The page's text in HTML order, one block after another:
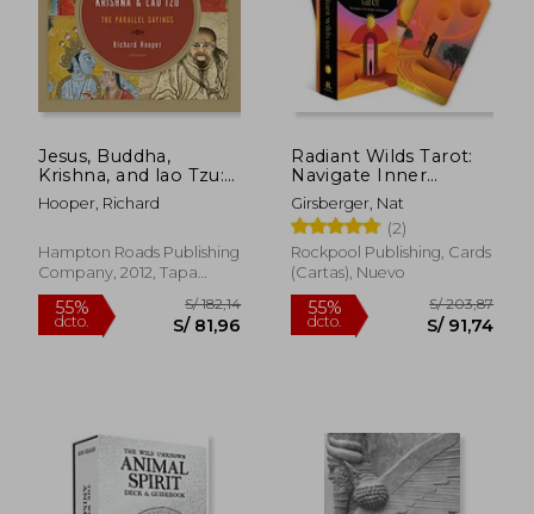
Jesus, Buddha,
Krishna, and lao Tzu:
The Parallel Sayings
(en Inglés)
Hooper, Richard
Hampton Roads Publishing
Company, 2012, Tapa
Blanda, Nuevo
Radiant Wilds Tarot:
Navigate Inner
Desert Dreamscapes
(78 Full-Color Cards
and 128-Page
Guidebook) (en
Inglés)
Girsberger, Nat
(2)
Rockpool Publishing, Cards
(Cartas), Nuevo